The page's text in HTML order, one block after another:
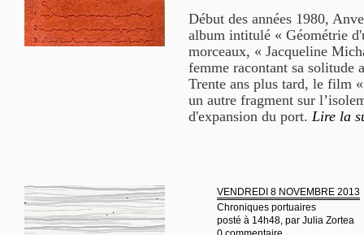
Début des années 1980,
album intitulé « Géométrie
morceaux, « Jacqueline
femme racontant sa solitude
Trente ans plus tard, le film
un autre fragment sur
d'expansion du port. Lire la
VENDREDI 8 NOVEMBRE 2013
Chroniques portuaires
posté à 14h48, par Julia Zortea